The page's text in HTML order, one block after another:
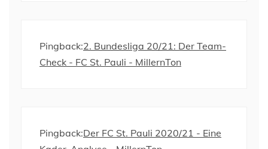
Pingback:2. Bundesliga 20/21: Der Team-
Check - FC St. Pauli - MillernTon
Pingback:Der FC St. Pauli 2020/21 - Eine